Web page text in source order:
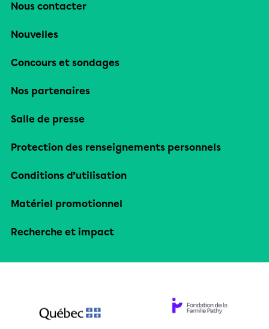
Nous contacter
Nouvelles
Concours et sondages
Nos partenaires
Salle de presse
Protection des renseignements personnels
Conditions d’utilisation
Matériel promotionnel
Recherche et impact